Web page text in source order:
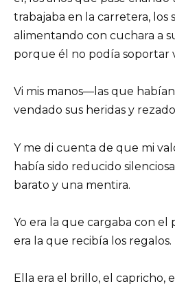
trabajaba en la carretera, los
alimentando con cuchara a
porque él no podía soportar
Vi mis manos—las que
vendado sus heridas y
Y me di cuenta de que mi
había sido reducido
barato y una mentira.
Yo era la que cargaba con el
era la que recibía los regalos.
Ella era el brillo, el capricho,